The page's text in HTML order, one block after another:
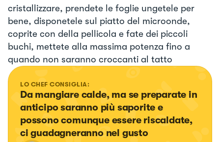
cristallizzare, prendete le foglie ungetele per
bene, disponetele sul piatto del microonde,
coprite con della pellicola e fate dei piccoli
buchi, mettete alla massima potenza fino a
quando non saranno croccanti al tatto
LO CHEF CONSIGLIA:
Da mangiare calde, ma se preparate in
anticipo saranno più saporite e
possono comunque essere riscaldate,
ci guadagneranno nel gusto